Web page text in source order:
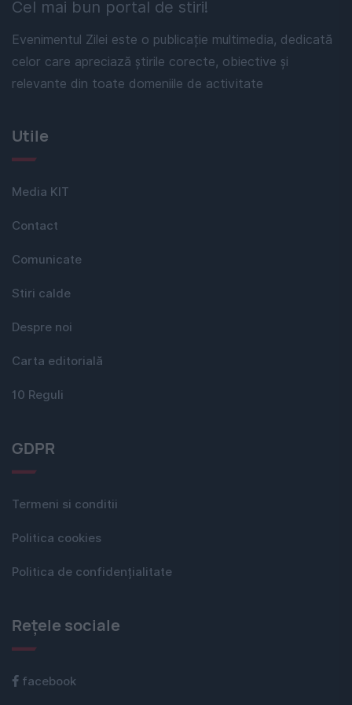
Cel mai bun portal de stiri!
Evenimentul Zilei este o publicație multimedia, dedicată
celor care apreciază știrile corecte, obiective și
relevante din toate domeniile de activitate
Utile
Media KIT
Contact
Comunicate
Stiri calde
Despre noi
Carta editorială
10 Reguli
GDPR
Termeni si conditii
Politica cookies
Politica de confidențialitate
Rețele sociale
facebook